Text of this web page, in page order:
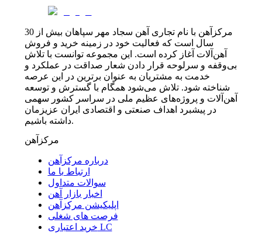
مرکزآهن با نام تجاری آهن سجاد مهر سپاهان بیش از 30
سال است که فعالیت خود در زمینه خرید و فروش
آهن‌آلات آغاز کرده است. این مجموعه توانست با تلاش
بی‌وقفه و سرلوحه قرار دادن شعار صداقت در عملکرد و
خدمت به مشتریان به عنوان برترین در این عرصه
شناخته شود. تلاش می‌شود همگام با گسترش و توسعه
آهن‌آلات و پروژه‌های عظیم ملی در سراسر کشور سهمی
در پیشبرد اهداف صنعتی و اقتصادی ایران عزیزمان
داشته باشیم.
مرکزآهن
درباره مرکزآهن
ارتباط با ما
سوالات متداول
اخبار بازار آهن
اپلیکیشن مرکزآهن
فرصت های شغلی
خرید اعتباری LC